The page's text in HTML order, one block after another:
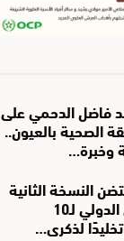
فاضل الدحمي على
الصحية بالعيون..
وخبرة…
النسخة الثانية
من السباق الدولي لـ10
لذكرى…